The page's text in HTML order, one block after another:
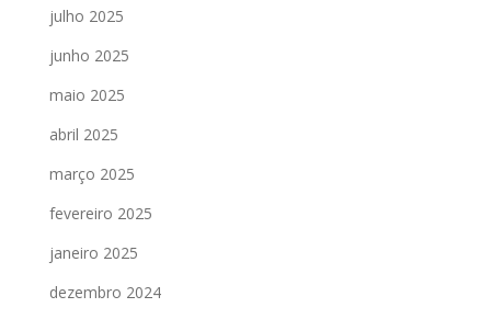
julho 2025
junho 2025
maio 2025
abril 2025
março 2025
fevereiro 2025
janeiro 2025
dezembro 2024